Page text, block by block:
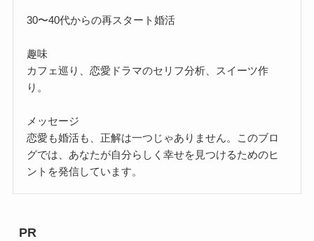
30〜40代からの再スタート婚活
趣味
カフェ巡り、恋愛ドラマのセリフ分析、スイーツ作
り。
メッセージ
恋愛も婚活も、正解は一つじゃありません。このブロ
グでは、あなたが自分らしく幸せを見つけるためのヒ
ントを発信しています。
PR